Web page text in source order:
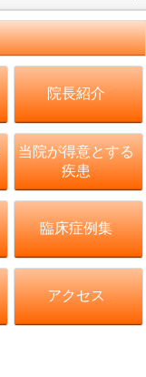
院長紹介
当院が得意とする
疾患
臨床症例集
アクセス